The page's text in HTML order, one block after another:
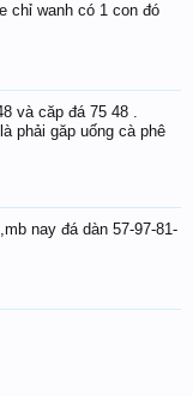
chỉ wanh có 1 con đó
và căp đá 75 48 .
phải găp uống cà phê
nay đá dàn 57-97-81-